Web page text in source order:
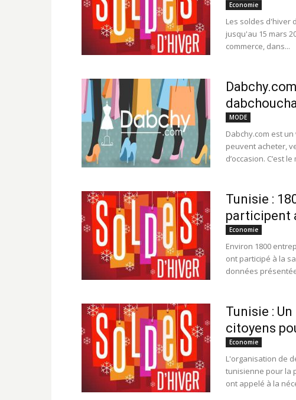
Economie
Les soldes d'hiver
jusqu'au 15 mars
commerce, dans...
MODE
Dabchy.com est
peuvent acheter,
d’occasion. C’est
Tunisie :
participent
Economie
Environ 1800
ont participé à la
données
Tunisie :
citoyens
Economie
L'organisation de
tunisienne pour la
ont appelé à la